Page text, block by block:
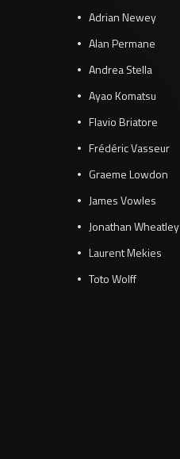
Adrian Newey
Alan Permane
Andrea Stella
Ayao Komatsu
Flavio Briatore
Frédéric Vasseur
Graeme Lowdon
James Vowles
Jonathan Wheatley
Laurent Mekies
Toto Wolff